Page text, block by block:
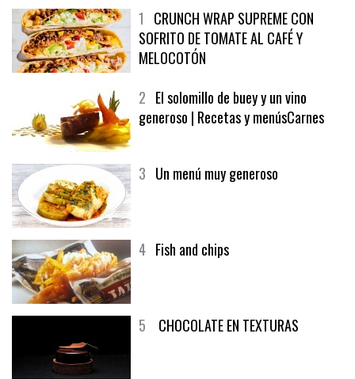
1CRUNCH WRAP SUPREME CON
SOFRITO DE TOMATE AL CAFÉ Y
MELOCOTÓN
2El solomillo de buey y un vino